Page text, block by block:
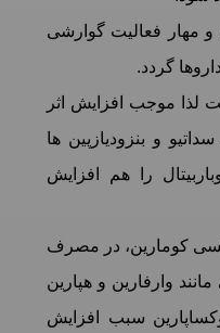
و مهار فعالیت گوارشی
گردد.
لذا موجب افزایش اثر
و بنزودیازپین ها
را هم افزایش
کومارین، در مصرف
وارفارین و هپارین
سبب افزایش